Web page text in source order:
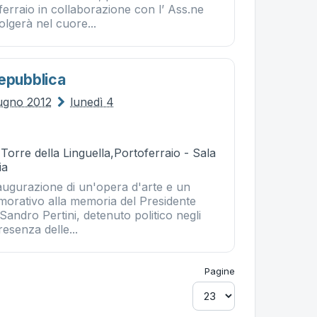
in collaborazione con l’ Ass.ne
nel cuore...
2012 lunedì 4
della Linguella,Portoferraio - Sala
di un'opera d'arte e un
alla memoria del Presidente
Pertini, detenuto politico negli
delle...
Pagine